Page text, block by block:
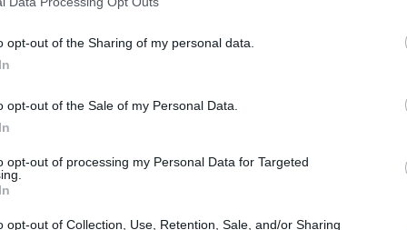
opt-out of the Sharing of my personal data.
opt-out of the Sale of my Personal Data.
opt-out of processing my Personal Data for Targeted
opt-out of Collection, Use, Retention, Sale, and/or Sharing
una combinazione vincente tra vendita diretta nel
all’e-commerce. In un’epoca in cui le vendite
adattarsi rapidamente, conquistando una clientela
un approccio così semplice possa portare a